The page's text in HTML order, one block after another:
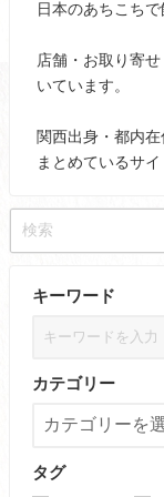
日本のあちこち
店舗・お取り寄
いています。
関西出身・都内
まとめているサイ
キーワード
カテゴリー
タグ